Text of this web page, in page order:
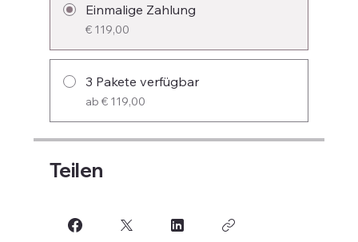
Einmalige Zahlung
€ 119,00
3 Pakete verfügbar
ab € 119,00
Teilen